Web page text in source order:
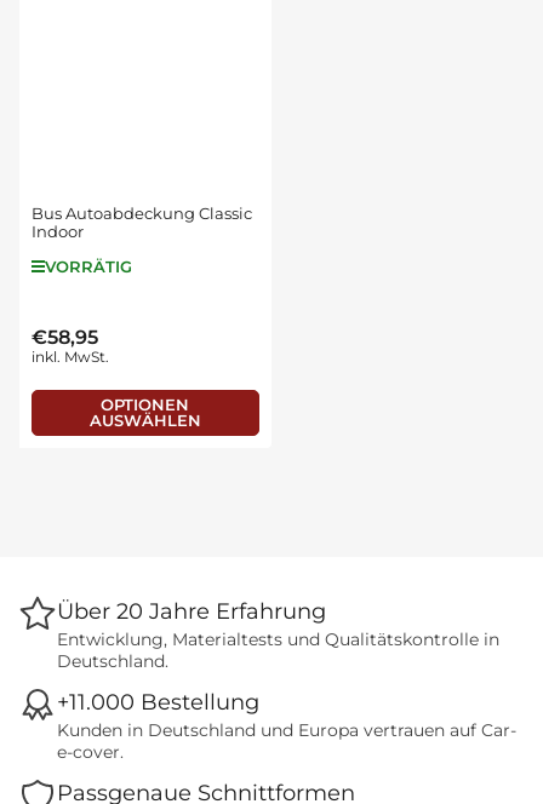
Bus Autoabdeckung Classic
Indoor
VORRÄTIG
Normaler
Preis
€58,95
inkl. MwSt.
OPTIONEN
AUSWÄHLEN
Über 20 Jahre Erfahrung
Entwicklung, Materialtests und Qualitätskontrolle in
Deutschland.
+11.000 Bestellung
Kunden in Deutschland und Europa vertrauen auf Car-
e-cover.
Passgenaue Schnittformen